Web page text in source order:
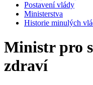
Postavení vlády
Ministerstva
Historie minulých
Ministr pro
zdraví